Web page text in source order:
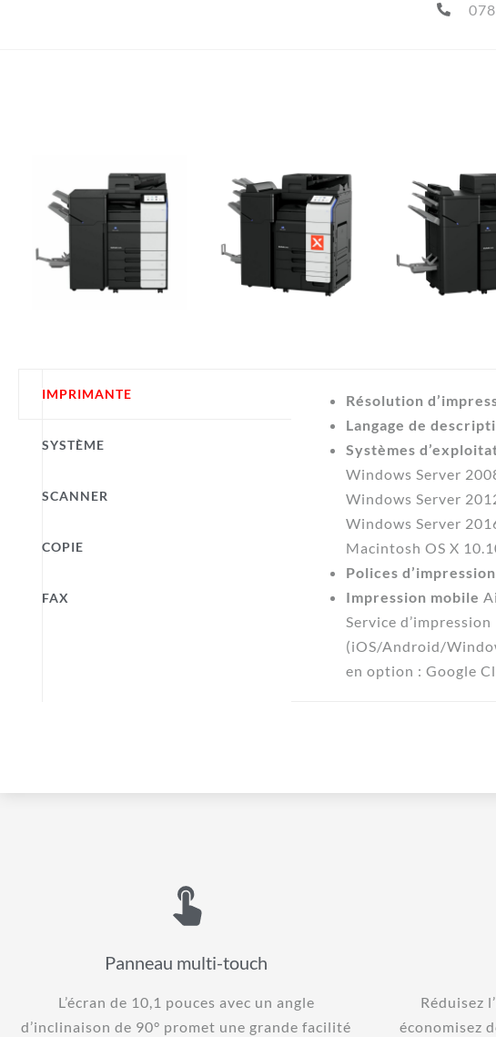
IMPRIMANTE
SYSTÈME
SCANNER
COPIE
FAX
Résolution
Langage de
Systèmes
Windows Server
Windows Server
Windows Server
Macintosh OS X
Polices d’impression
Impression mobile
Service
(iOS/Android/
en option : Google
Panneau multi-touch
L’écran de 10,1 pouces avec un angle
d’inclinaison de 90° promet une grande facilité
Réduisez
économisez